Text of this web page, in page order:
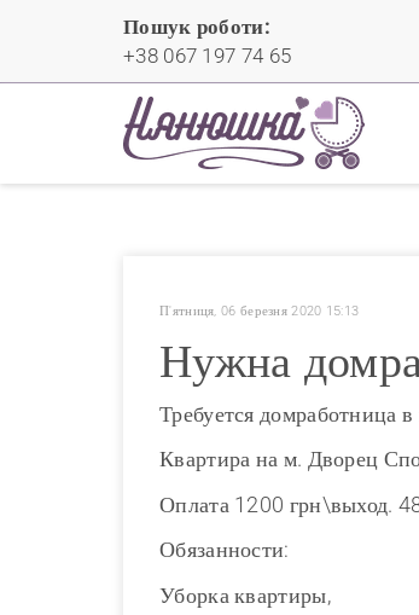
Пошук роботи:
+38 067 197 74 65
П'ятниця, 06 березня 2020 15:13
Нужна
Требуется домработница
Квартира на м. Дворец
Оплата 1200 грн\выход.
Обязанности:
Уборка квартиры,